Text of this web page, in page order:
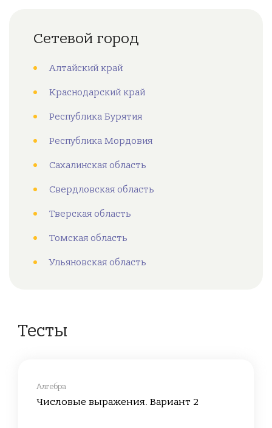
Сетевой город
Алтайский край
Краснодарский край
Республика Бурятия
Республика Мордовия
Сахалинская область
Свердловская область
Тверская область
Томская область
Ульяновская область
Тесты
Алгебра
Числовые выражения. Вариант 2